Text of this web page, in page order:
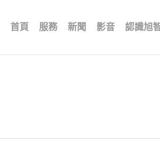
首頁 服務 新聞 影音 認識旭